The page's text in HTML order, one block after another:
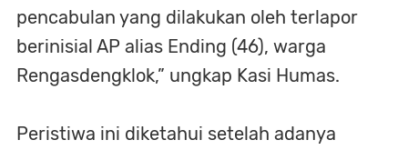
pencabulan yang dilakukan oleh terlapor
berinisial AP alias Ending (46), warga
Rengasdengklok,” ungkap Kasi Humas.
Peristiwa ini diketahui setelah adanya